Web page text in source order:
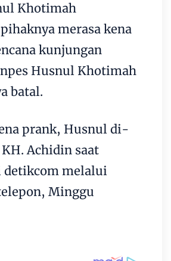
Khotimah
merasa kena
kunjungan
Husnul Khotimah
batal.
prank, Husnul di-
Achidin saat
melalui
Minggu